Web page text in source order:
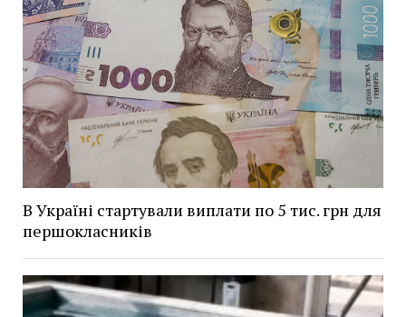
В Україні стартували виплати по 5 тис. грн для
першокласників